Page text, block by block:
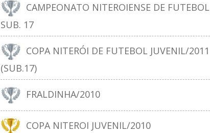
CAMPEONATO NITEROIENSE DE FUTEBOL
SUB. 17
COPA NITERÓI DE FUTEBOL JUVENIL/2011
(SUB.17)
FRALDINHA/2010
COPA NITEROI JUVENIL/2010